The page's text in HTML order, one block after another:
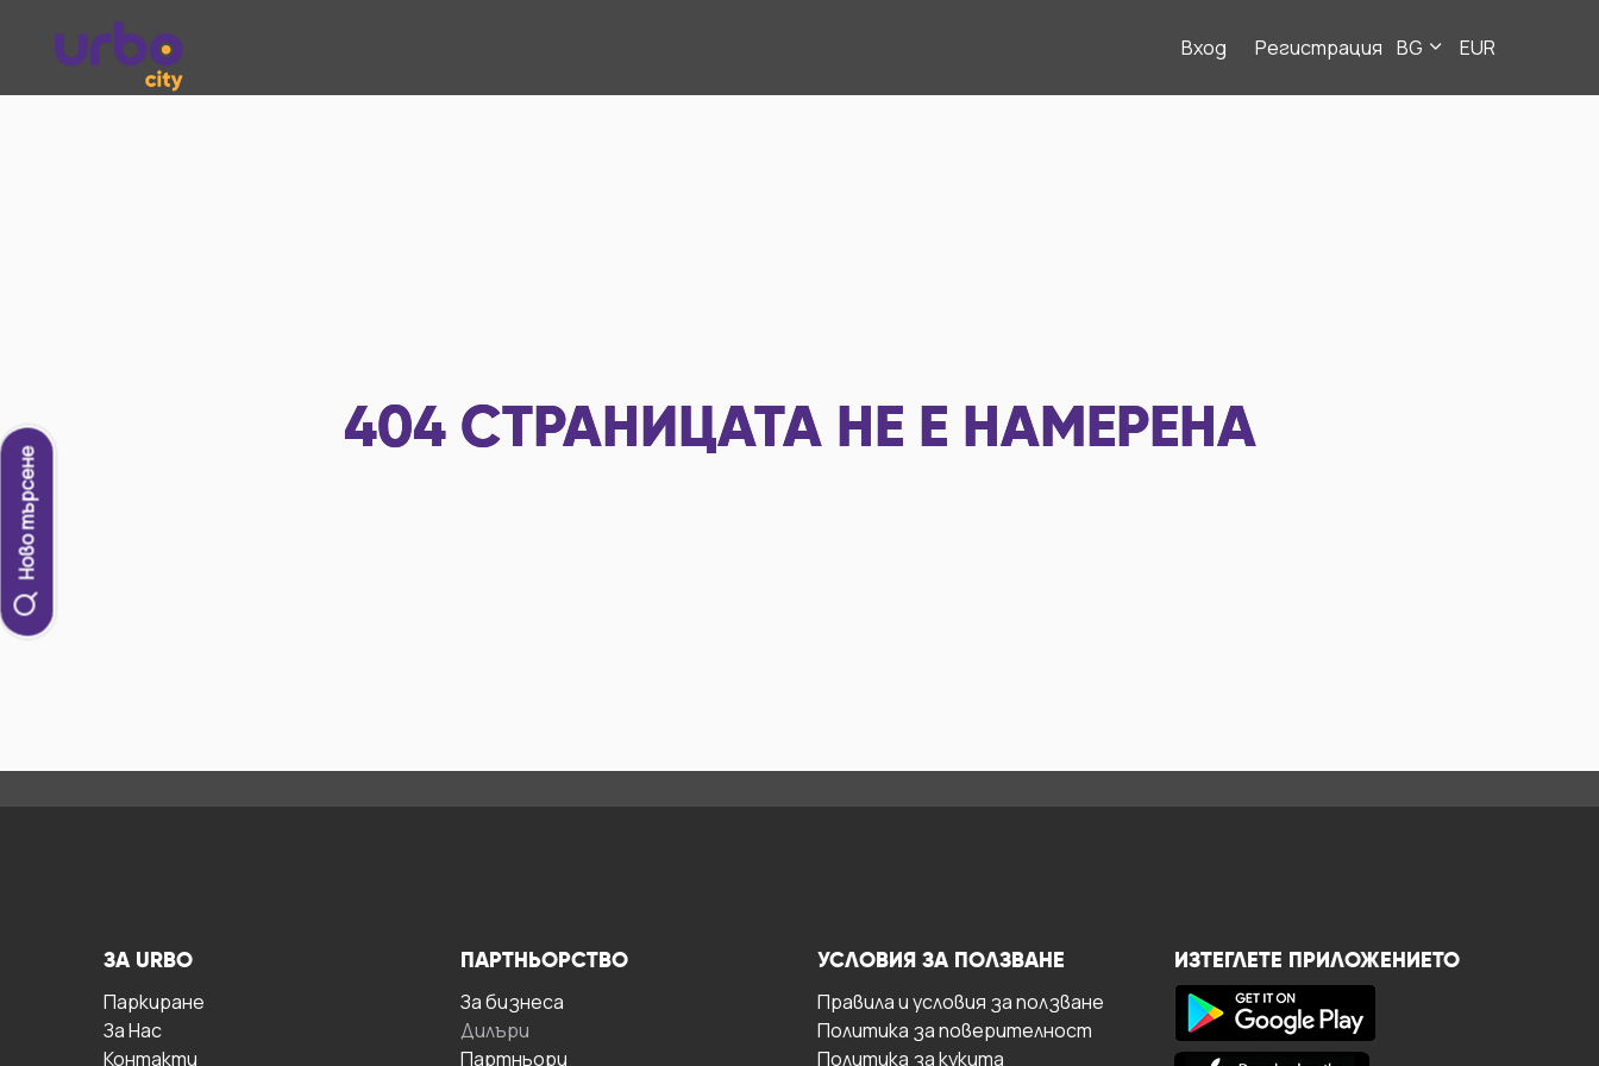
Вход Регистрация BG EUR
Ново търсене
404 СТРАНИЦАТА НЕ Е НАМЕРЕНА
ЗА URBO
Паркиране
За Hас
Контакти
ПАРТНЬОРСТВО
За бизнесa
Дилъри
Партньори
УСЛОВИЯ ЗА ПОЛЗВАНЕ
Правила и условия за ползване
Политика за поверителност
Политика за кукита
ИЗТЕГЛЕТЕ ПРИЛОЖЕНИЕТО